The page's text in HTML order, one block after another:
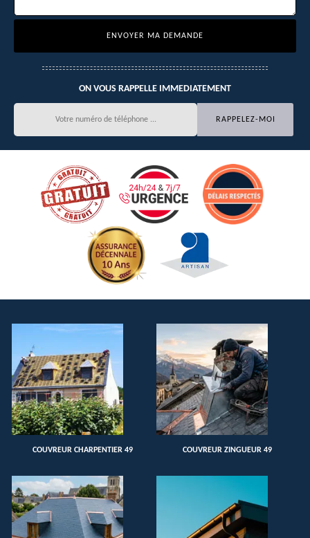
ON VOUS RAPPELLE IMMEDIATEMENT
COUVREUR CHARPENTIER 49 COUVREUR ZINGUEUR 49